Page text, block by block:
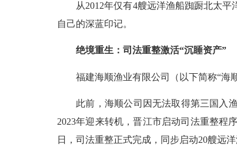
从2012年仅有4艘远洋渔船踟蹰北太平
自己的深蓝印记。
绝境重生：司法重整激活“沉睡资产”
福建海顺渔业有限公司（以下简称“海顺
此前，海顺公司因无法取得第三国入渔
2023年迎来转机，晋江市启动司法重整程
日，司法重整正式完成，同步启动20艘远洋